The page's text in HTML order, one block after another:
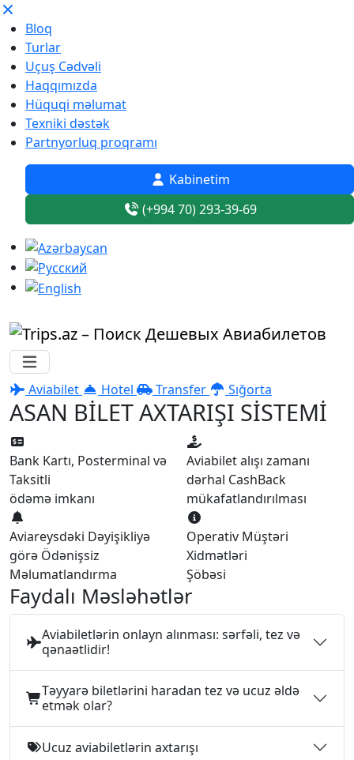
Bloq
Turlar
Uçuş Cədvəli
Haqqımızda
Hüquqi məlumat
Texniki dəstək
Partnyorluq proqramı
Kabinetim
(+994 70) 293-39-69
Aviabilet Hotel Transfer Sığorta
ASAN BİLET AXTARIŞI SİSTEMİ
Bank Kartı, Posterminal və
Taksitli
ödəmə imkanı
Aviabilet alışı zamanı
dərhal CashBack
mükafatlandırılması
Aviareysdəki Dəyişikliyə
görə Ödənişsiz
Məlumatlandırma
Operativ Müştəri
Xidmətləri
Şöbəsi
Faydalı Məsləhətlər
Aviabiletlərin onlayn alınması: sərfəli, tez və
qənaətlidir!
Təyyarə biletlərini haradan tez və ucuz əldə
etmək olar?
Ucuz aviabiletlərin axtarışı